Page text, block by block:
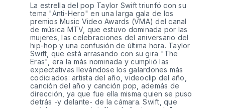
La estrella del pop Taylor Swift triunfó con su
tema "Anti-Hero" en una larga gala de los
premios Music Video Awards (VMA) del canal
de música MTV, que estuvo dominada por las
mujeres, las celebraciones del aniversario del
hip-hop y una confusión de última hora. Taylor
Swift, que está arrasando con su gira "The
Eras", era la más nominada y cumplió las
expectativas llevándose los galardones más
codiciados: artista del año, videoclip del año,
canción del año y canción pop, además de
dirección, ya que fue ella misma quien se puso
detrás -y delante- de la cámara. Swift, que